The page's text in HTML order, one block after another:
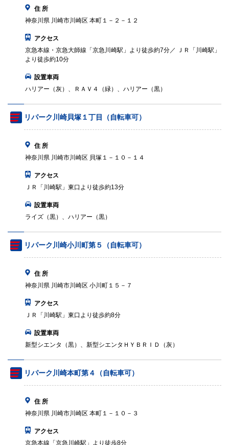
住 所
神奈川県 川崎市川崎区 本町１－２－１２
アクセス
京急本線・京急大師線「京急川崎駅」より徒歩約7分／ ＪＲ「川崎駅」
より徒歩約10分
設置車両
ハリアー（灰）、ＲＡＶ４（緑）、ハリアー（黒）
リパーク川崎貝塚１丁目（自転車可）
住 所
神奈川県 川崎市川崎区 貝塚１－１０－１４
アクセス
ＪＲ「川崎駅」東口より徒歩約13分
設置車両
ライズ（黒）、ハリアー（黒）
リパーク川崎小川町第５（自転車可）
住 所
神奈川県 川崎市川崎区 小川町１５－７
アクセス
ＪＲ「川崎駅」東口より徒歩約8分
設置車両
新型シエンタ（黒）、新型シエンタＨＹＢＲＩＤ（灰）
リパーク川崎本町第４（自転車可）
住 所
神奈川県 川崎市川崎区 本町１－１０－３
アクセス
京急本線「京急川崎駅」より徒歩8分